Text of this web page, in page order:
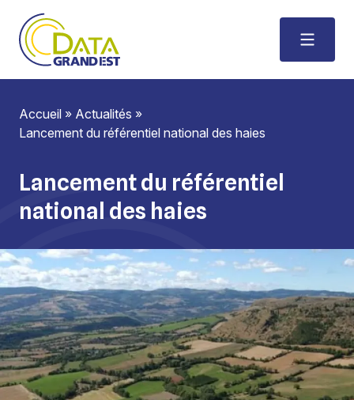
Accueil » Actualités »
Lancement du référentiel national des haies
Lancement du référentiel
national des haies